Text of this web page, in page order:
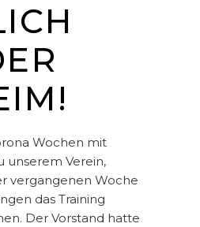
Wochen mit
unserem Verein,
vergangenen Woche
das Training
Der Vorstand hatte